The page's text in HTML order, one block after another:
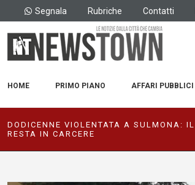
Segnala Rubriche Contatti
HOME PRIMO PIANO AFFARI PUBBLICI
DODICENNE VIOLENTATA A SULMONA:
RESTA IN CARCERE